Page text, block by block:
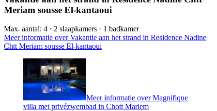
Meriam sousse El-kantaoui
Max. aantal: 4 · 2 slaapkamers · 1 badkamer
Meer informatie over Vakantie aan het strand in Residence Nadine
Chtt Meriam sousse El-kantaoui
Meer informatie over Magnifique
villa met privézwembad in Chott Mariem